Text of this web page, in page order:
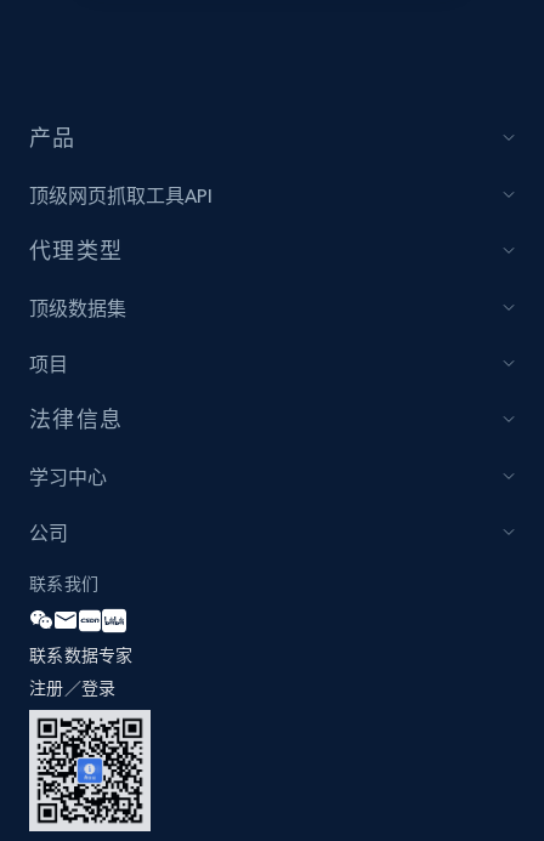
Title, Seller name, Brand, Description, Initial
more.
2.1K+
Amazon products global dataset - Collect
price, Currency, Availability, Reviews count, and
more.
Amazon products global dataset - Collect
products from Brands URLs
Title, Seller name, Brand, Description, Initial
price, Currency, Availability, Reviews count, and
more.
产品
顶级网页抓取工具API
代理类型
顶级数据集
项目
法律信息
学习中心
公司
联系我们
联系数据专家
注册／登录